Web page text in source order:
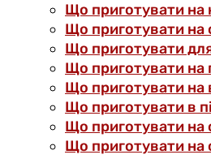
Що приготувати на
Що приготувати на
Що приготувати
Що приготувати на
Що приготувати на
Що приготувати в
Що приготувати на
Що приготувати на